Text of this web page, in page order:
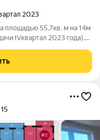
2023
площадью 55,7кв. м на 14м
компании «Австром»